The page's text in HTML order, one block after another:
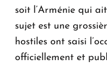
soit l’Arménie qui
sujet est une
hostiles ont saisi
officiellement et